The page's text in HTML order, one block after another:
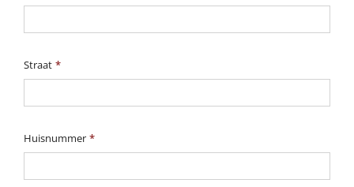
Straat *
Huisnummer *